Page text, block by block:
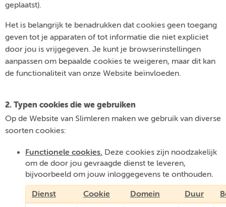
geplaatst).
Het is belangrijk te benadrukken dat cookies geen toegang
geven tot je apparaten of tot informatie die niet expliciet
door jou is vrijgegeven. Je kunt je browserinstellingen
aanpassen om bepaalde cookies te weigeren, maar dit kan
de functionaliteit van onze Website beïnvloeden.
2. Typen cookies die we gebruiken
Op de Website van Slimleren maken we gebruik van diverse
soorten cookies:
Functionele cookies. Deze cookies zijn noodzakelijk
om de door jou gevraagde dienst te leveren,
bijvoorbeeld om jouw inloggegevens te onthouden.
Dienst Cookie Domein Duur